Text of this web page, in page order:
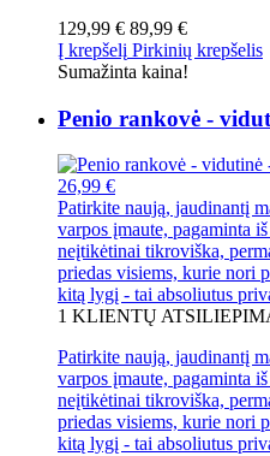
129,99 € 89,99 €
Į krepšelį Pirkinių krepšelis
Sumažinta kaina!
Penio rankovė -
26,99 €
Patirkite naują, jaudinantį
varpos įmaute, pagaminta
neįtikėtinai tikroviška,
priedas visiems, kurie nori
kitą lygį - tai absoliutus
1 KLIENTŲ
Patirkite naują, jaudinantį
varpos įmaute, pagaminta
neįtikėtinai tikroviška,
priedas visiems, kurie nori
kitą lygį - tai absoliutus